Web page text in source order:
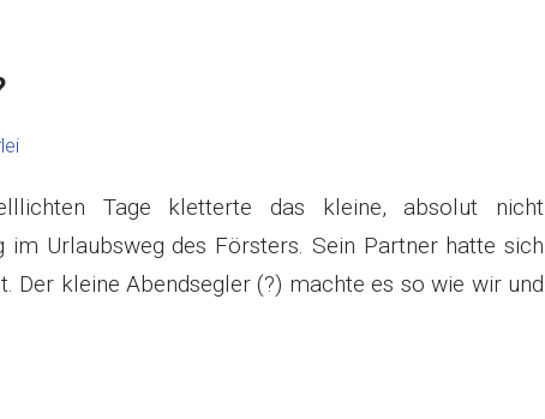
Tage kletterte das kleine, absolut nicht
Urlaubsweg des Försters. Sein Partner hatte sich
Der kleine Abendsegler (?) machte es so wie wir und